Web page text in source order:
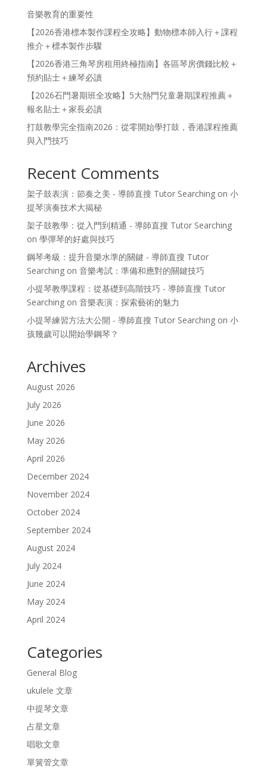
音樂教育的重要性
【2026香港標本製作課程全攻略】動物標本師入行＋課程
推介＋標本製作步驟
【2026香港三角琴房租用終極指南】各區琴房價錢比較＋
預約貼士＋練琴必讀
【2026石門暑期班全攻略】5大熱門兒童暑期課程推薦＋
報名貼士＋家長必讀
打鼓教學完全指南2026：從零開始學打鼓，香港課程推薦
與入門技巧
Recent Comments
架子鼓表演：節奏之美 - 導師直搜 Tutor Searchingon 小
提琴演奏技术大揭秘
架子鼓教學：從入門到精通 - 導師直搜 Tutor Searching
on 學彈琴的好處與技巧
鋼琴考級：提升音樂水準的關鍵 - 導師直搜 Tutor
Searchingon 音樂考試：準備和應對的關鍵技巧
小提琴教學課程：從基礎到高階技巧 - 導師直搜 Tutor
Searchingon 音樂表演：探索藝術的魅力
小提琴練習方法大公開 - 導師直搜 Tutor Searchingon 小
孩幾歲可以開始學鋼琴？
Archives
August 2026
July 2026
June 2026
May 2026
April 2026
December 2024
November 2024
October 2024
September 2024
August 2024
July 2024
June 2024
May 2024
April 2024
Categories
General Blog
ukulele 文章
中提琴文章
占星文章
唱歌文章
單簧管文章